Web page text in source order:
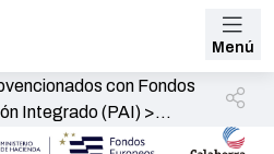
Menú
con Fondos
Integrado (PAI)>